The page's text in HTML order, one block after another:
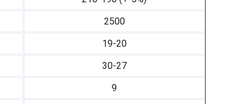
2500
19-20
30-27
9